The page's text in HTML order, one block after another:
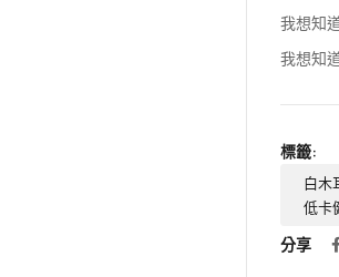
我想知
我想知
標籤:
白木
低卡
分享